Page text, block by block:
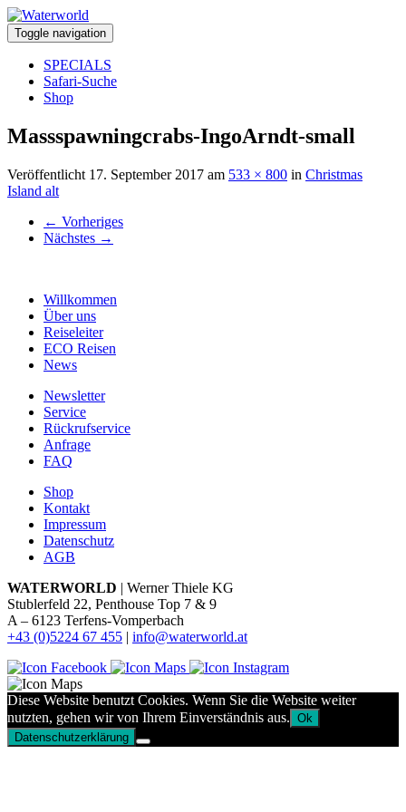
Toggle navigation
SPECIALS
Safari-Suche
Shop
Massspawningcrabs-IngoArndt-small
Veröffentlicht 17. September 2017 am 533 × 800 in Christmas
Island alt
← Vorheriges
Nächstes →
Willkommen
Über uns
Reiseleiter
ECO Reisen
News
Newsletter
Service
Rückrufservice
Anfrage
FAQ
Shop
Kontakt
Impressum
Datenschutz
AGB
WATERWORLD | Werner Thiele KG
Stublerfeld 22, Penthouse Top 7 & 9
A – 6123 Terfens-Vomperbach
+43 (0)5224 67 455 | info@waterworld.at
Diese Website benutzt Cookies. Wenn Sie die Website weiter
nutzten, gehen wir von Ihrem Einverständnis aus. Ok
Datenschutzerklärung